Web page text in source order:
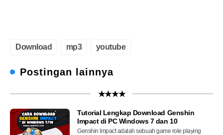
Download mp3 youtube
Postingan lainnya
★★★★
Tutorial Lengkap Download Genshin
Impact di PC Windows 7 dan 10
Genshin Impact adalah sebuah game role playing